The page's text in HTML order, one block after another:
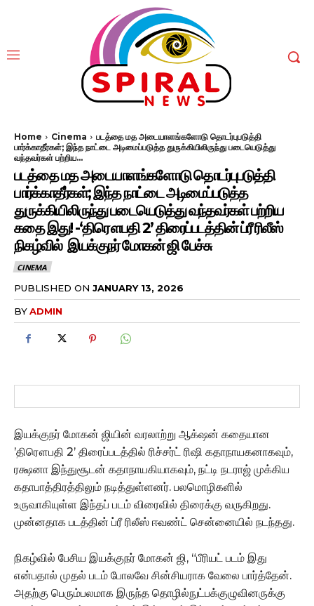
Home Cinema
படத்தை மத அடையாளங்களோடு தொடர்புபடுத்தி
பார்க்காதீர்கள்; இந்த நாட்டை அடிமைப்படுத்த துருக்கியிலிருந்து படையெடுத்து
வந்தவர்கள் பற்றிய...
படத்தை மத அடையாளங்களோடு தொடர்புபடுத்தி
பார்க்காதீர்கள்; இந்த நாட்டை அடிமைப்படுத்த
துருக்கியிலிருந்து படையெடுத்து வந்தவர்கள் பற்றிய
கதை இது! -‘திரௌபதி 2’ திரைப்படத்தின் ப்ரீ ரிலீஸ்
நிகழ்வில் இயக்குநர் மோகன் ஜி பேச்சு
CINEMA
PUBLISHED ON JANUARY 13, 2026
BYADMIN
இயக்குநர் மோகன் ஜியின் வரலாற்று ஆக்‌ஷன் கதையான
’திரௌபதி 2’ திரைப்படத்தில் ரிச்சர்ட் ரிஷி கதாநாயகனாகவும்,
ரக்ஷனா இந்துசூடன் கதாநாயகியாகவும், நட்டி நடராஜ் முக்கிய
கதாபாத்திரத்திலும் நடித்துள்ளனர். பலமொழிகளில்
உருவாகியுள்ள இந்தப் படம் விரைவில் திரைக்கு வருகிறது.
முன்னதாக படத்தின் ப்ரீ ரிலீஸ் ஈவண்ட் சென்னையில் நடந்தது.
நிகழ்வில் பேசிய இயக்குநர் மோகன் ஜி, “பீரியட் படம் இது
என்பதால் முதல் படம் போலவே சின்சியராக வேலை பார்த்தேன்.
அதற்கு பெரும்பலமாக இருந்த தொழில்நுட்பக்குழுவினருக்கு